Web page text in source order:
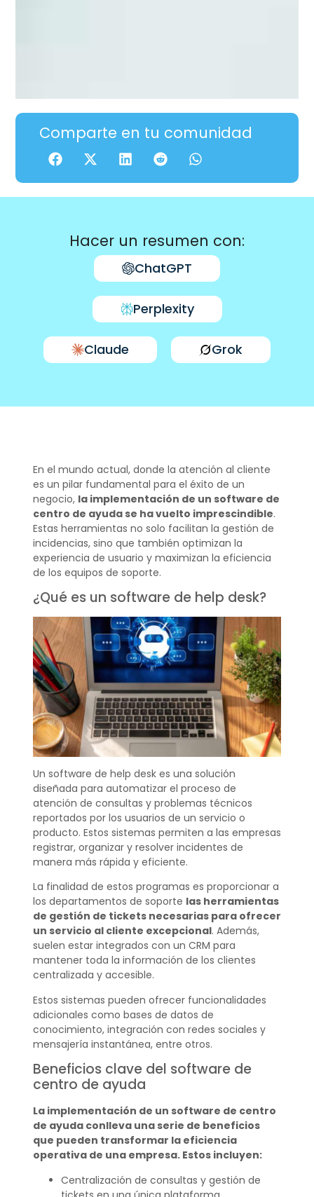
Comparte en tu comunidad
Hacer un resumen con:
ChatGPT
Perplexity
Claude Grok
En el mundo actual, donde la atención al cliente
es un pilar fundamental para el éxito de un
negocio, la implementación de un software de
centro de ayuda se ha vuelto imprescindible.
Estas herramientas no solo facilitan la gestión de
incidencias, sino que también optimizan la
experiencia de usuario y maximizan la eficiencia
de los equipos de soporte.
¿Qué es un software de help desk?
Un software de help desk es una solución
diseñada para automatizar el proceso de
atención de consultas y problemas técnicos
reportados por los usuarios de un servicio o
producto. Estos sistemas permiten a las empresas
registrar, organizar y resolver incidentes de
manera más rápida y eficiente.
La finalidad de estos programas es proporcionar a
los departamentos de soporte las herramientas
de gestión de tickets necesarias para ofrecer
un servicio al cliente excepcional. Además,
suelen estar integrados con un CRM para
mantener toda la información de los clientes
centralizada y accesible.
Estos sistemas pueden ofrecer funcionalidades
adicionales como bases de datos de
conocimiento, integración con redes sociales y
mensajería instantánea, entre otros.
Beneficios clave del software de
centro de ayuda
La implementación de un software de centro
de ayuda conlleva una serie de beneficios
que pueden transformar la eficiencia
operativa de una empresa. Estos incluyen:
Centralización de consultas y gestión de